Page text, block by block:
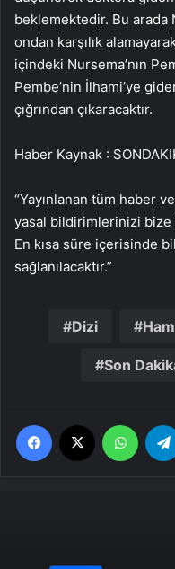
beklemektedir. Bu arada
ondan karşılık
içindeki Nursema’nın
Pembe’nin İlhami’ye
çığrından çıkaracaktır.
Haber Kaynak :
“Yayınlanan tüm haber
yasal bildirimlerinizi bize
En kısa süre içerisinde
sağlanılacaktır.”
Dizi
Son
Facebook